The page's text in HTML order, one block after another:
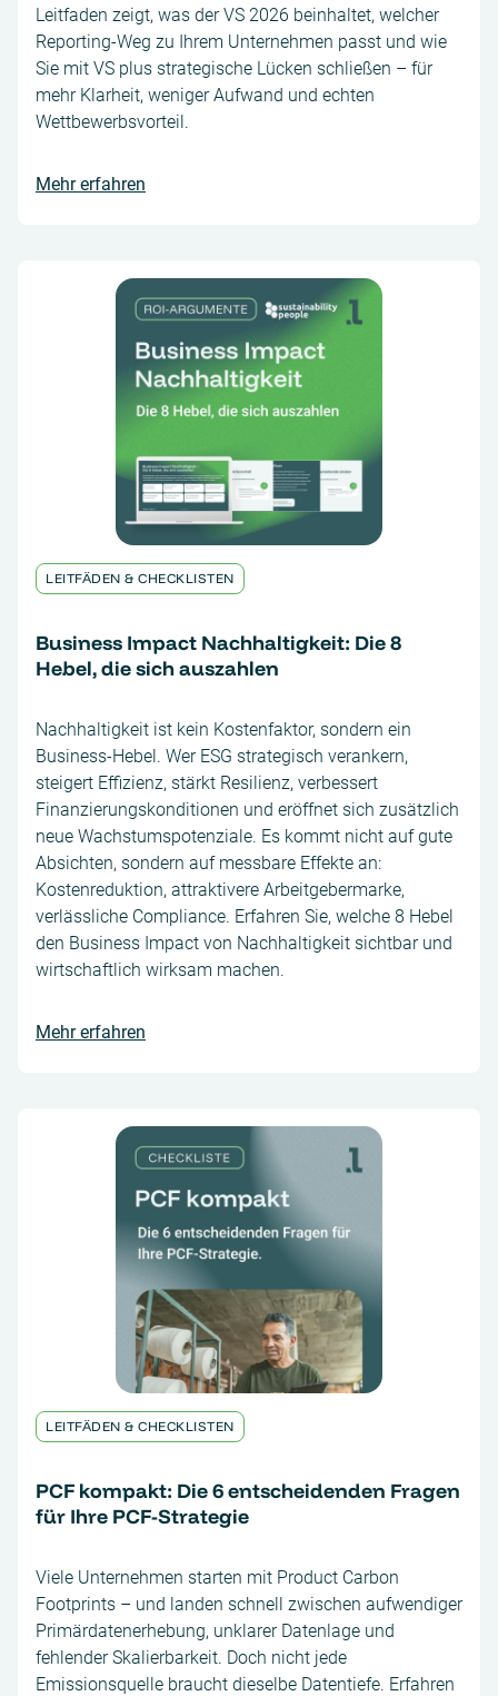
Leitfaden zeigt, was der VS 2026 beinhaltet, welcher
Reporting-Weg zu Ihrem Unternehmen passt und wie
Sie mit VS plus strategische Lücken schließen – für
mehr Klarheit, weniger Aufwand und echten
Wettbewerbsvorteil.
Mehr erfahren
LEITFÄDEN & CHECKLISTEN
Business Impact Nachhaltigkeit: Die 8
Hebel, die sich auszahlen
Nachhaltigkeit ist kein Kostenfaktor, sondern ein
Business-Hebel. Wer ESG strategisch verankern,
steigert Effizienz, stärkt Resilienz, verbessert
Finanzierungskonditionen und eröffnet sich zusätzlich
neue Wachstumspotenziale. Es kommt nicht auf gute
Absichten, sondern auf messbare Effekte an:
Kostenreduktion, attraktivere Arbeitgebermarke,
verlässliche Compliance. Erfahren Sie, welche 8 Hebel
den Business Impact von Nachhaltigkeit sichtbar und
wirtschaftlich wirksam machen.
Mehr erfahren
LEITFÄDEN & CHECKLISTEN
PCF kompakt: Die 6 entscheidenden Fragen
für Ihre PCF-Strategie
Viele Unternehmen starten mit Product Carbon
Footprints – und landen schnell zwischen aufwendiger
Primärdatenerhebung, unklarer Datenlage und
fehlender Skalierbarkeit. Doch nicht jede
Emissionsquelle braucht dieselbe Datentiefe. Erfahren